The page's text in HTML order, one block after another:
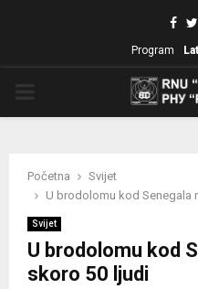
Program
Početna
Svijet
U brodolomu kod Senegala
Svijet
U brodolomu kod
skoro 50 ljudi